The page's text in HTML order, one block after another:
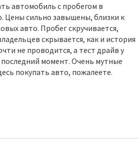
автомобиль с пробегом в
Цены сильно завышены, близки к
авто. Пробег скручивается,
скрывается, как и история
не проводится, а тест драйв у
момент. Очень мутные
покупать авто, пожалеете.